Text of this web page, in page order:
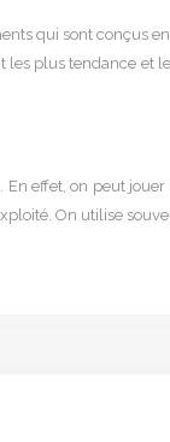
qui sont conçus
plus tendance
effet, on peut
On utilise